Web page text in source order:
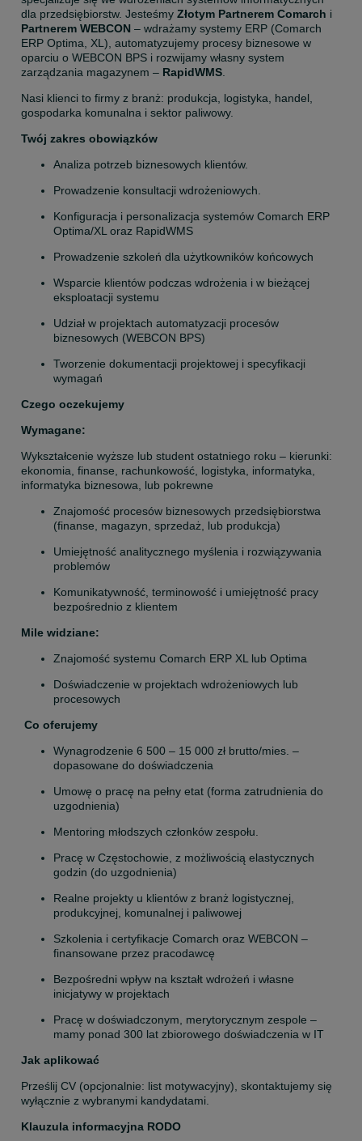
dla przedsiębiorstw. Jesteśmy Złotym Partnerem Comarch
Partnerem WEBCON – wdrażamy systemy ERP (Comarch
ERP Optima, XL), automatyzujemy procesy biznesowe w
oparciu o WEBCON BPS i rozwijamy własny system
zarządzania magazynem – RapidWMS.
Nasi klienci to firmy z branż: produkcja, logistyka, handel,
gospodarka komunalna i sektor paliwowy.
Twój zakres obowiązków
Analiza potrzeb biznesowych klientów.
Prowadzenie konsultacji wdrożeniowych.
Konfiguracja i personalizacja systemów Comarch ERP
Optima/XL oraz RapidWMS
Prowadzenie szkoleń dla użytkowników końcowych
Wsparcie klientów podczas wdrożenia i w bieżącej
eksploatacji systemu
Udział w projektach automatyzacji procesów
biznesowych (WEBCON BPS)
Tworzenie dokumentacji projektowej i specyfikacji
wymagań
Czego oczekujemy
Wymagane:
Wykształcenie wyższe lub student ostatniego roku – kierunki:
ekonomia, finanse, rachunkowość, logistyka, informatyka,
informatyka biznesowa, lub pokrewne
Znajomość procesów biznesowych przedsiębiorstwa
(finanse, magazyn, sprzedaż, lub produkcja)
Umiejętność analitycznego myślenia i rozwiązywania
problemów
Komunikatywność, terminowość i umiejętność pracy
bezpośrednio z klientem
Mile widziane:
Znajomość systemu Comarch ERP XL lub Optima
Doświadczenie w projektach wdrożeniowych lub
procesowych
Co oferujemy
Wynagrodzenie 6 500 – 15 000 zł brutto/mies. –
dopasowane do doświadczenia
Umowę o pracę na pełny etat (forma zatrudnienia do
uzgodnienia)
Mentoring młodszych członków zespołu.
Pracę w Częstochowie, z możliwością elastycznych
godzin (do uzgodnienia)
Realne projekty u klientów z branż logistycznej,
produkcyjnej, komunalnej i paliwowej
Szkolenia i certyfikacje Comarch oraz WEBCON –
finansowane przez pracodawcę
Bezpośredni wpływ na kształt wdrożeń i własne
inicjatywy w projektach
Pracę w doświadczonym, merytorycznym zespole –
mamy ponad 300 lat zbiorowego doświadczenia w IT
Jak aplikować
Prześlij CV (opcjonalnie: list motywacyjny), skontaktujemy się
wyłącznie z wybranymi kandydatami.
Klauzula informacyjna RODO